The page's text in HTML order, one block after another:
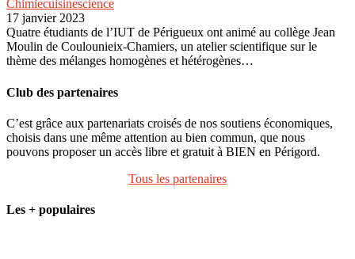
Chimiecuisinescience
17 janvier 2023
Quatre étudiants de l’IUT de Périgueux ont animé au collège Jean
Moulin de Coulounieix-Chamiers, un atelier scientifique sur le
thème des mélanges homogènes et hétérogènes…
Club des partenaires
C’est grâce aux partenariats croisés de nos soutiens économiques,
choisis dans une même attention au bien commun, que nous
pouvons proposer un accès libre et gratuit à BIEN en Périgord.
Tous les partenaires
Les + populaires